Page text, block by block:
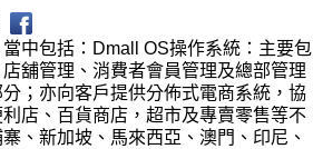
中包括：Dmall OS操作系統：主要包
舖管理、消費者會員管理及總部管理
；亦向客戶提供分佈式電商系統，協
店、百貨商店，超市及專賣零售等不
、新加坡、馬來西亞、澳門、印尼、